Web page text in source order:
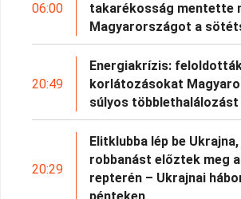
06:00
takarékosság mentette
Magyarországot a
20:49
Energiakrízis:
korlátozásokat
súlyos többlethalálozást
20:29
Elitklubba lép be
robbanást előztek meg a
repterén – Ukrajnai